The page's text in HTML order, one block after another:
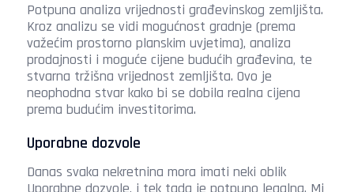
Potpuna analiza vrijednosti građevinskog zemljišta.
Kroz analizu se vidi mogućnost gradnje (prema
važećim prostorno planskim uvjetima), analiza
prodajnosti i moguće cijene budućih građevina, te
stvarna tržišna vrijednost zemljišta. Ovo je
neophodna stvar kako bi se dobila realna cijena
prema budućim investitorima.
Uporabne dozvole
Danas svaka nekretnina mora imati neki oblik